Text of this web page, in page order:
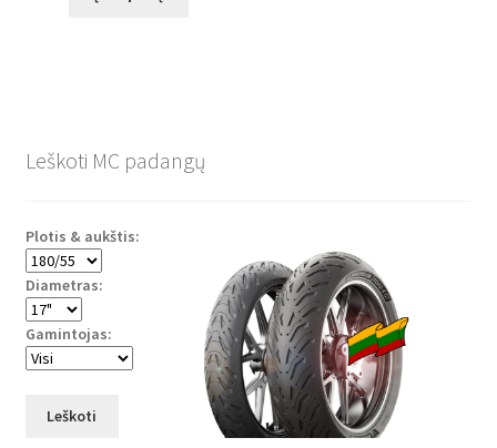
Leškoti MC padangų
Plotis & aukštis:
Diametras:
Gamintojas:
Leškoti